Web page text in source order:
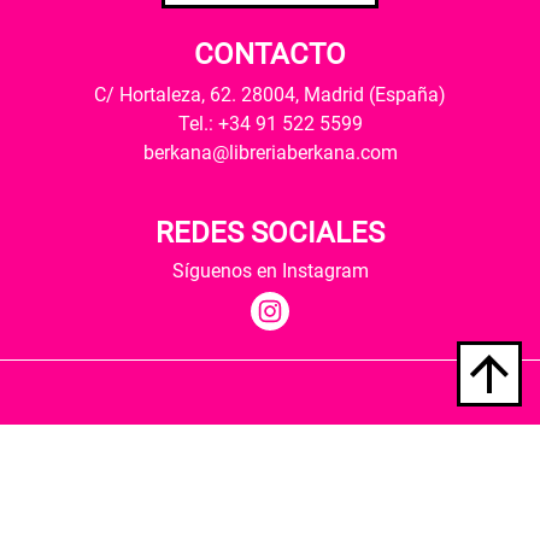
CONTACTO
C/ Hortaleza, 62. 28004, Madrid (España)
Tel.: +34 91 522 5599
berkana@libreriaberkana.com
REDES SOCIALES
Síguenos en Instagram